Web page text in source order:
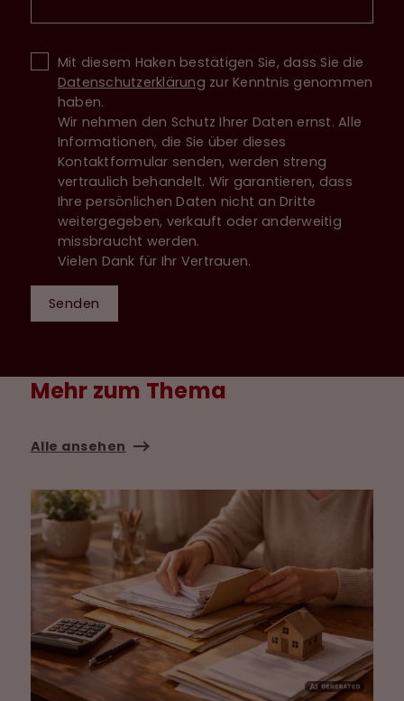
Mit diesem Haken bestätigen Sie, dass Sie die
Datenschutzerklärung zur Kenntnis genommen
haben.
Wir nehmen den Schutz Ihrer Daten ernst. Alle
Informationen, die Sie über dieses
Kontaktformular senden, werden streng
vertraulich behandelt. Wir garantieren, dass
Ihre persönlichen Daten nicht an Dritte
weitergegeben, verkauft oder anderweitig
missbraucht werden.
Vielen Dank für Ihr Vertrauen.
Senden
Mehr zum Thema
Alle ansehen